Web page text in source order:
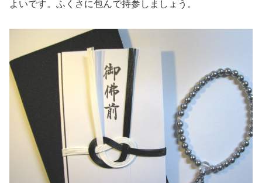
よいです。ふくさに包んで持参しましょう。